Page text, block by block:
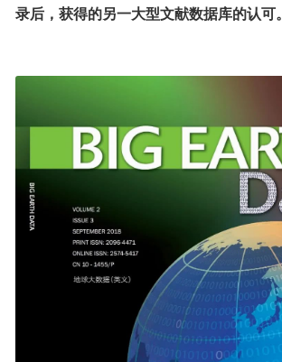
录后，获得的另一大型文献数据库的认可。